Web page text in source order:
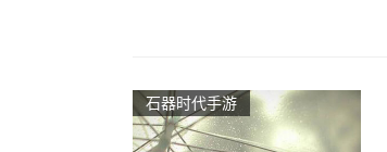
石器时代手游